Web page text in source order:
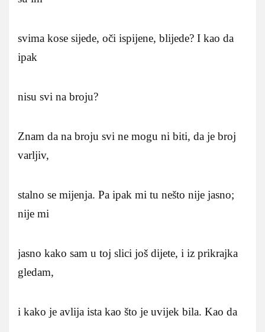
svima kose sijede, oči ispijene, blijede? I kao da
ipak
nisu svi na broju?
Znam da na broju svi ne mogu ni biti, da je broj
varljiv,
stalno se mijenja. Pa ipak mi tu nešto nije jasno;
nije mi
jasno kako sam u toj slici još dijete, i iz prikrajka
gledam,
i kako je avlija ista kao što je uvijek bila. Kao da